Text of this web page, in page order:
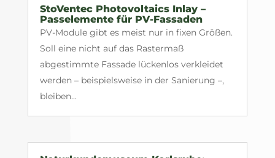
StoVentec Photovoltaics Inlay –
Passelemente für PV-Fassaden
PV-Module gibt es meist nur in fixen Größen.
Soll eine nicht auf das Rastermaß
abgestimmte Fassade lückenlos verkleidet
werden – beispielsweise in der Sanierung –,
bleiben...